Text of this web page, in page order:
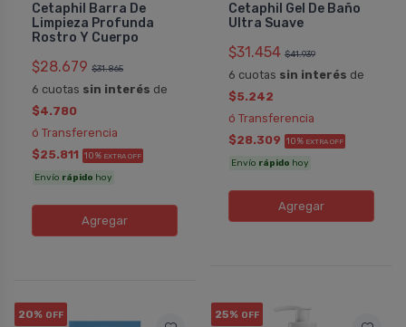
Cetaphil Barra De
Limpieza Profunda
Rostro Y Cuerpo
$28.679 $31.865
6 cuotas sin interés de
$4.780
ó Transferencia
$25.811 10% EXTRA OFF
Envío rápido hoy
Agregar
Cetaphil Gel De Baño
Ultra Suave
$31.454 $41.939
6 cuotas sin interés de
$5.242
ó Transferencia
$28.309 10% EXTRA OFF
Envío rápido hoy
Agregar
20% OFF 25% OFF